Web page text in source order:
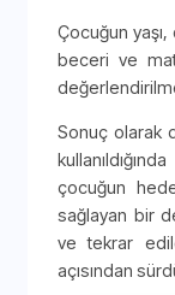
Çocuğun
beceri ve
Sonuç olarak
çocuğun
sağlayan bir
ve tekrar
açısından